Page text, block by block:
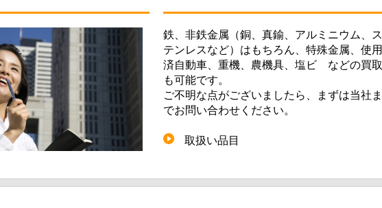
鉄、非鉄金属（銅、真鍮、アルミニウム、ス
テンレスなど）はもちろん、特殊金属、使用
済自動車、重機、農機具、塩ビ などの買取
も可能です。
ご不明な点がございましたら、まずは当社ま
でお問い合わせください。
取扱い品目